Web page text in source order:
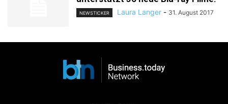
NEWSTICKER Laura Langer - 31. August 2017